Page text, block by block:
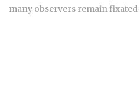
many observers remain fixated